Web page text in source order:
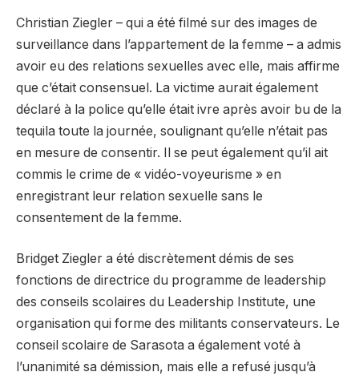
Christian Ziegler – qui a été filmé sur des images de
surveillance dans l’appartement de la femme – a admis
avoir eu des relations sexuelles avec elle, mais affirme
que c’était consensuel. La victime aurait également
déclaré à la police qu’elle était ivre après avoir bu de la
tequila toute la journée, soulignant qu’elle n’était pas
en mesure de consentir. Il se peut également qu’il ait
commis le crime de « vidéo-voyeurisme » en
enregistrant leur relation sexuelle sans le
consentement de la femme.
Bridget Ziegler a été discrètement démis de ses
fonctions de directrice du programme de leadership
des conseils scolaires du Leadership Institute, une
organisation qui forme des militants conservateurs. Le
conseil scolaire de Sarasota a également voté à
l’unanimité sa démission, mais elle a refusé jusqu’à